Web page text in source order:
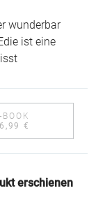
wunderbar
ist eine
BOOK
€
erschienen